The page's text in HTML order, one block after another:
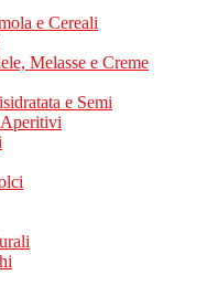
e Cereali
Melasse e Creme
e Semi
Aperitivi